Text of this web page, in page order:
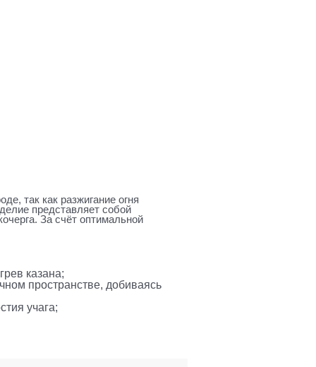
так как разжигание огня
представляет собой
За счёт оптимальной
казана;
пространстве, добиваясь
учага;